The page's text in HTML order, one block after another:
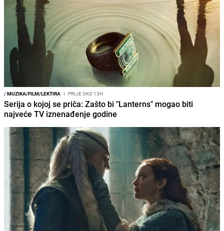
/MUZIKA/FILM/LEKTIRA I PRIJE OKO 13H
Serija o kojoj se priča: Zašto bi "Lanterns" mogao biti
najveće TV iznenađenje godine